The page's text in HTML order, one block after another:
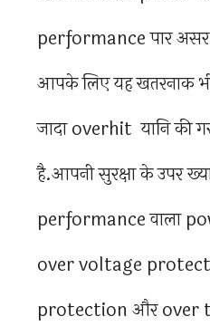
performance पार
आपके लिए यह खतरनाक
जादा overhit यानि की
है.आपनी सुरक्षा के उपर
performance वाला
over voltage
protection और over